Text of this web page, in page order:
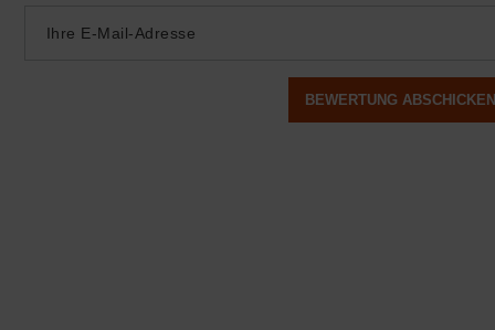
Ihre E-Mail-Adresse
BEWERTUNG ABSCHICKEN